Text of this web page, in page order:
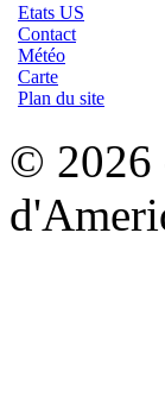
Etats US
Contact
Météo
Carte
Plan du site
© 2026